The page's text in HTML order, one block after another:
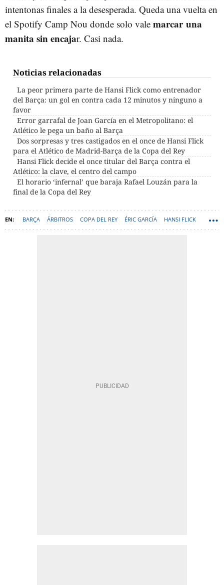
intentonas finales a la desesperada. Queda una vuelta en
el Spotify Camp Nou donde solo vale marcar una
manita sin encajar. Casi nada.
Noticias relacionadas
La peor primera parte de Hansi Flick como entrenador
del Barça: un gol en contra cada 12 minutos y ninguno a
favor
Error garrafal de Joan García en el Metropolitano: el
Atlético le pega un baño al Barça
Dos sorpresas y tres castigados en el once de Hansi Flick
para el Atlético de Madrid-Barça de la Copa del Rey
Hansi Flick decide el once titular del Barça contra el
Atlético: la clave, el centro del campo
El horario ‘infernal’ que baraja Rafael Louzán para la
final de la Copa del Rey
BARÇA ÁRBITROS COPA DEL REY ÉRIC GARCÍA HANSI FLICK